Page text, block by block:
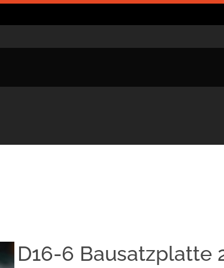
D16-6 Bausatzplatte